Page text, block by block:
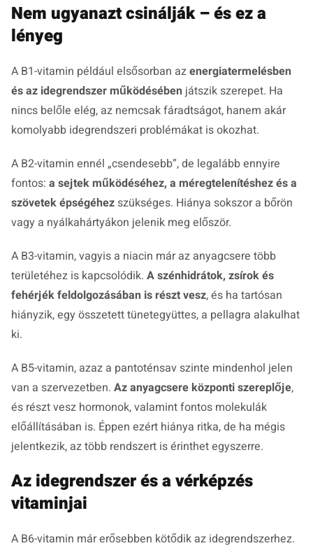
Nem ugyanazt csinálják – és ez a
lényeg
A B1-vitamin például elsősorban azenergiatermelésben
és az idegrendszer működésében játszik szerepet. Ha
nincs belőle elég, az nemcsak fáradtságot, hanem akár
komolyabb idegrendszeri problémákat is okozhat.
A B2-vitamin ennél „csendesebb”, de legalább ennyire
fontos: a sejtek működéséhez, a méregtelenítéshez és a
szövetek épségéhez szükséges. Hiánya sokszor a bőrön
vagy a nyálkahártyákon jelenik meg először.
A B3-vitamin, vagyis a niacin már az anyagcsere több
területéhez is kapcsolódik. A szénhidrátok, zsírok és
fehérjék feldolgozásában is részt vesz, és ha tartósan
hiányzik, egy összetett tünetegyüttes, a pellagra alakulhat
ki.
A B5-vitamin, azaz a pantoténsav szinte mindenhol jelen
van a szervezetben. Az anyagcsere központi szereplője,
és részt vesz hormonok, valamint fontos molekulák
előállításában is. Éppen ezért hiánya ritka, de ha mégis
jelentkezik, az több rendszert is érinthet egyszerre.
Az idegrendszer és a vérképzés
vitaminjai
A B6-vitamin már erősebben kötődik az idegrendszerhez.